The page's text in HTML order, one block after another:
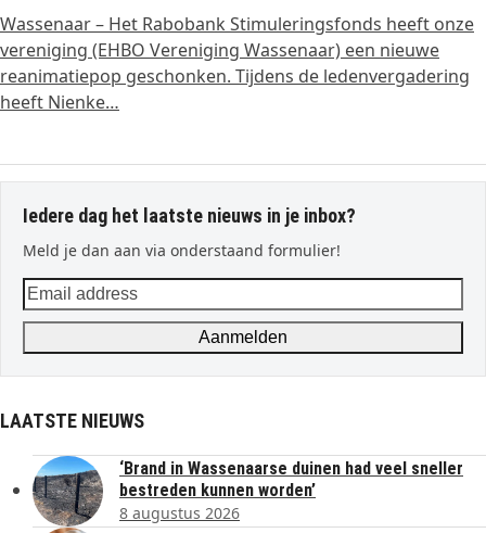
Wassenaar – Het Rabobank Stimuleringsfonds heeft onze
vereniging (EHBO Vereniging Wassenaar) een nieuwe
reanimatiepop geschonken. Tijdens de ledenvergadering
heeft Nienke…
Iedere dag het laatste nieuws in je inbox?
Meld je dan aan via onderstaand formulier!
Email
address
Aanmelden
LAATSTE NIEUWS
‘Brand in Wassenaarse duinen had veel sneller
bestreden kunnen worden’
8 augustus 2026